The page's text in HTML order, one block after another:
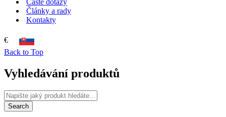
Časté dotazy
Články a rady
Kontakty
€
Back to Top
Vyhledávání produktů